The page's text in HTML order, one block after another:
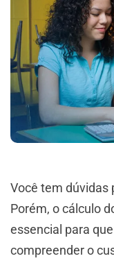
Você tem dúvidas
Porém, o cálculo
essencial para
compreender o